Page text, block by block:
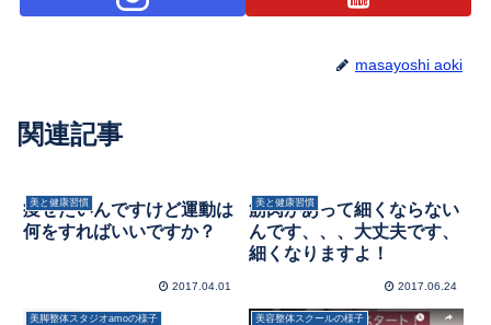
masayoshi aoki
関連記事
美と健康習慣
痩せたいんですけど運動は
何をすればいいですか？
2017.04.01
美と健康習慣
筋肉があって細くならない
んです、、、大丈夫です、
細くなりますよ！
2017.06.24
美脚整体スタジオamoの様子 美容整体スクールの様子